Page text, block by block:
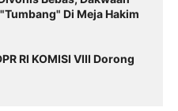
Di Meja Hakim
RI KOMISI VIII Dorong